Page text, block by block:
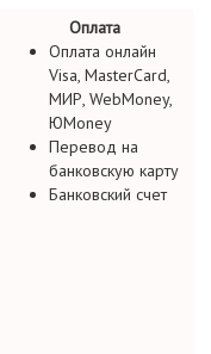
Оплата
Оплата онлайн
Visa, MasterCard,
МИР, WebMoney,
ЮMoney
Перевод на
банковскую карту
Банковский счет